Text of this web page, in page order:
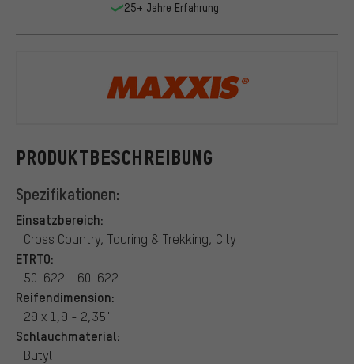
PRODUKTBESCHREIBUNG
Spezifikationen:
Einsatzbereich:
Cross Country, Touring & Trekking, City
ETRTO:
50-622 - 60-622
Reifendimension:
29 x 1,9 - 2,35"
Schlauchmaterial:
Butyl
25+ Jahre Erfahrung